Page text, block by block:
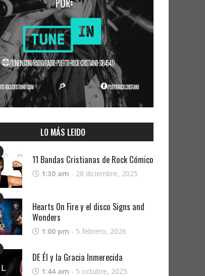
LO MÁS LEIDO
11 Bandas Cristianas de Rock Cómico
1:30 am - 28 diciembre, 2025
Hearts On Fire y el disco Signs and
Wonders
1:00 pm - 5 febrero, 2026
DE Él y la Gracia Inmerecida
1:44 am - 5 octubre, 2025